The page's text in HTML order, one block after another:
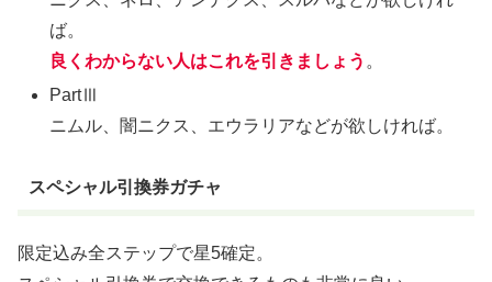
ば。
良くわからない人はこれを引きましょう 。
PartⅢ
ニムル、闇ニクス、エウラリアなどが欲しければ。
スペシャル引換券ガチャ
限定込み全ステップで星5確定。